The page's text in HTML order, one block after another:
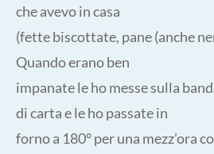
che avevo in casa
(fette biscottate, pane (anche
Quando erano ben
impanate le ho messe sulla
di carta e le ho passate in
forno a 180° per una mezz’ora